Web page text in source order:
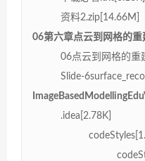
资料2.zip[14.66M]
06第六章点云到网格的重
06点云到网格的重
Slide-
.idea[2.78K]